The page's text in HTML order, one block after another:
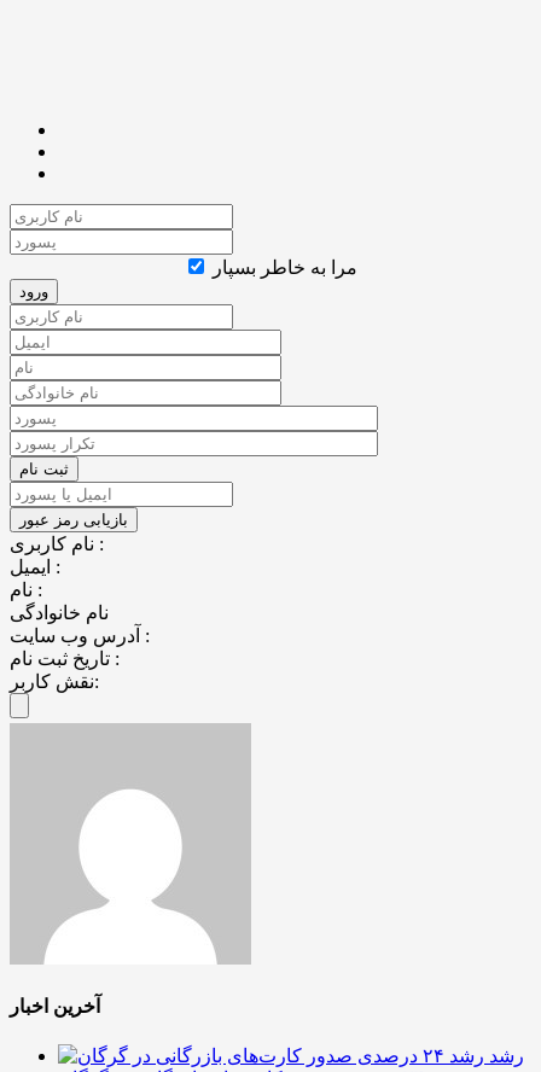
مرا به خاطر بسپار
نام کاربری :
ایمیل :
نام :
نام خانوادگی
آدرس وب سایت :
تاریخ ثبت نام :
نقش کاربر:
آخرین اخبار
رشد